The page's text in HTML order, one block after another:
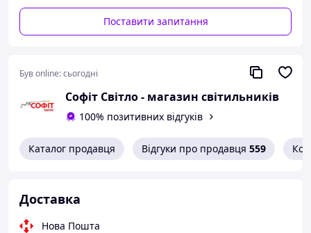
Поставити запитання
Був online:сьогодні
Софіт Світло - магазин світильників
100% позитивних відгуків
Каталог продавця Відгуки про продавця 559
Доставка
Нова Пошта